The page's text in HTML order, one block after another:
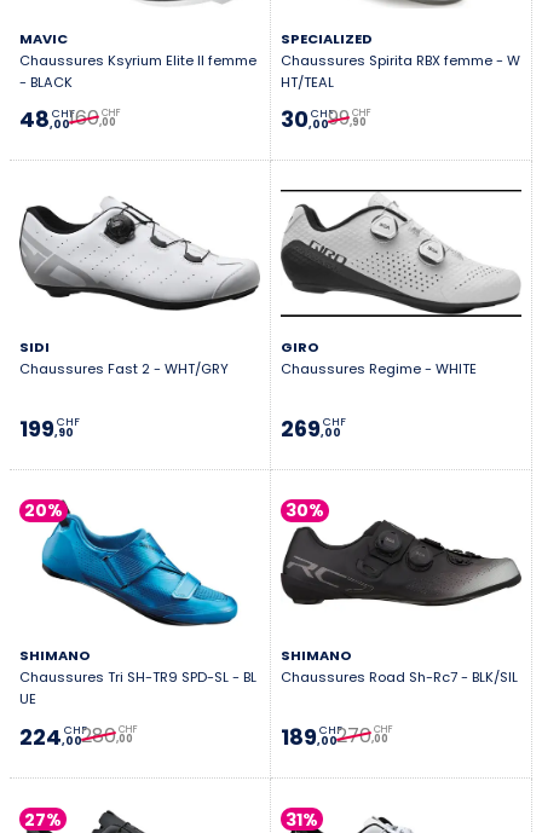
MAVIC
Chaussures Ksyrium Elite II femme
- BLACK
48,00
CHF160,00
CHF
SPECIALIZED
Chaussures Spirita RBX femme - W
HT/TEAL
30,00
CHF99,90
CHF
SIDI
Chaussures Fast 2 - WHT/GRY
199,90
CHF
GIRO
Chaussures Regime - WHITE
269,00
CHF
20%
SHIMANO
Chaussures Tri SH-TR9 SPD-SL - BL
UE
224,00
CHF280,00
CHF
30%
SHIMANO
Chaussures Road Sh-Rc7 - BLK/SIL
189,00
CHF270,00
CHF
27% 31%